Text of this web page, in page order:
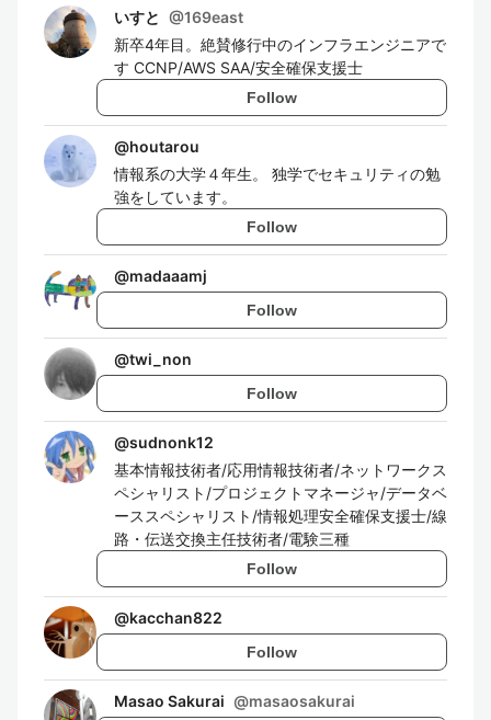
いすと @169east
新卒4年目。絶賛修行中のインフラエンジニアで
す CCNP/AWS SAA/安全確保支援士
Follow
@houtarou
情報系の大学４年生。 独学でセキュリティの勉
強をしています。
Follow
@madaaamj
Follow
@twi_non
Follow
@sudnonk12
基本情報技術者/応用情報技術者/ネットワークス
ペシャリスト/プロジェクトマネージャ/データベ
ーススペシャリスト/情報処理安全確保支援士/線
路・伝送交換主任技術者/電験三種
Follow
@kacchan822
Follow
Masao Sakurai @masaosakurai